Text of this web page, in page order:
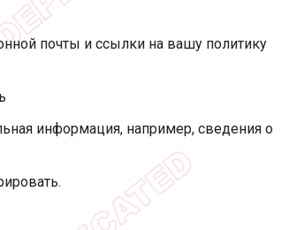
почты и ссылки на вашу политику
информация, например, сведения о